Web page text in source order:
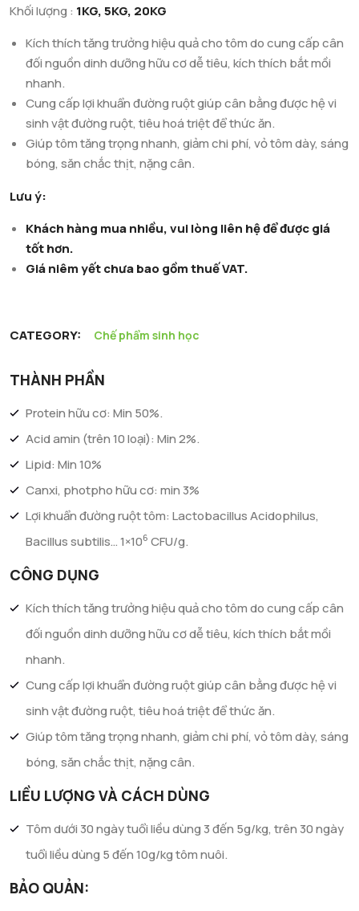
Khối lượng : 1KG, 5KG, 20KG
Kích thích tăng trưởng hiệu quả cho tôm do cung cấp cân
đối nguồn dinh dưỡng hữu cơ dễ tiêu, kích thích bắt mồi
nhanh.
Cung cấp lợi khuẩn đường ruột giúp cân bằng được hệ vi
sinh vật đường ruột, tiêu hoá triệt để thức ăn.
Giúp tôm tăng trọng nhanh, giảm chi phí, vỏ tôm dày, sáng
bóng, săn chắc thịt, nặng cân.
Lưu ý:
Khách hàng mua nhiều, vui lòng liên hệ để được giá
tốt hơn.
Giá niêm yết chưa bao gồm thuế VAT.
CATEGORY: Chế phẩm sinh học
THÀNH PHẦN
Protein hữu cơ: Min 50%.
Acid amin (trên 10 loại): Min 2%.
Lipid: Min 10%
Canxi, photpho hữu cơ: min 3%
Lợi khuẩn đường ruột tôm: Lactobacillus Acidophilus,
Bacillus subtilis… 1×106 CFU/g.
CÔNG DỤNG
Kích thích tăng trưởng hiệu quả cho tôm do cung cấp cân
đối nguồn dinh dưỡng hữu cơ dễ tiêu, kích thích bắt mồi
nhanh.
Cung cấp lợi khuẩn đường ruột giúp cân bằng được hệ vi
sinh vật đường ruột, tiêu hoá triệt để thức ăn.
Giúp tôm tăng trọng nhanh, giảm chi phí, vỏ tôm dày, sáng
bóng, săn chắc thịt, nặng cân.
LIỀU LƯỢNG VÀ CÁCH DÙNG
Tôm dưới 30 ngày tuổi liều dùng 3 đến 5g/kg, trên 30 ngày
tuổi liều dùng 5 đến 10g/kg tôm nuôi.
BẢO QUẢN: